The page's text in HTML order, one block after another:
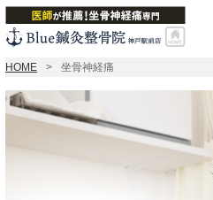
HOME 坐骨神経痛